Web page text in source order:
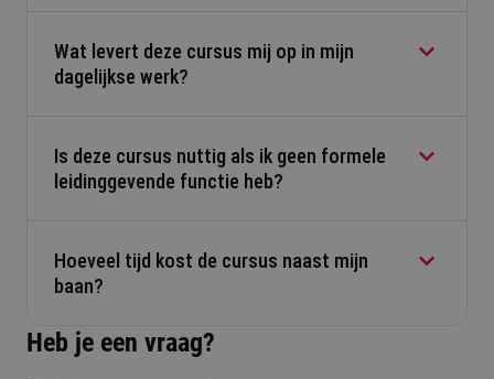
Ja. Je leert de basis van leidinggeven en
communicatie. De cursus helpt je groeien, ook als
Wat levert deze cursus mij op in mijn
dagelijkse werk?
Je leert duidelijker communiceren, beter feedback
geven en lastige gesprekken voeren. Dat maakt je
Is deze cursus nuttig als ik geen formele
leidinggevende functie heb?
Ja. Veel deelnemers sturen collega’s aan zonder
officiële titel. De cursus helpt je invloed vergroten
Hoeveel tijd kost de cursus naast mijn
baan?
Heb je een vraag?